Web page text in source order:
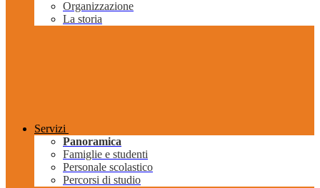
Organizzazione
La storia
Servizi
Panoramica
Famiglie e studenti
Personale scolastico
Percorsi di studio